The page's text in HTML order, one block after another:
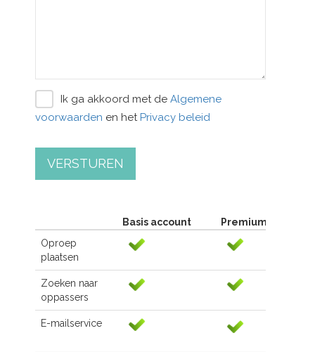
Ik ga akkoord met de Algemene
voorwaarden en het Privacy beleid
VERSTUREN
Basis account
Premium account
Oproep
plaatsen
Zoeken naar
oppassers
E-mailservice